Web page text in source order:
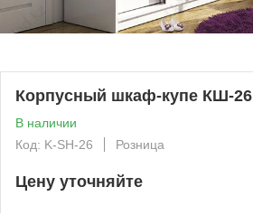
Корпусный шкаф-купе КШ-26
В наличии
Код: K-SH-26
Розница
Цену уточняйте